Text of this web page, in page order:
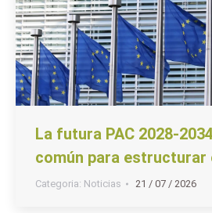
La futura PAC 2028-
común para estructurar
Categoria: Noticias 21 / 07 / 2026